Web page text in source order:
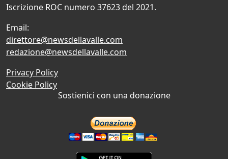
Iscrizione ROC numero 37623 del 2021.
Email:
direttore@newsdellavalle.com
redazione@newsdellavalle.com
Privacy Policy
Cookie Policy
Sostienici con una donazione